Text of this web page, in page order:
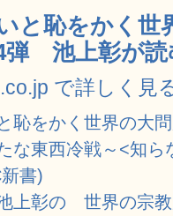
と恥をかく
池上彰が読
で詳しく見
恥をかく世界の大
な東西冷戦～<知
書)
池上彰の 世界の宗